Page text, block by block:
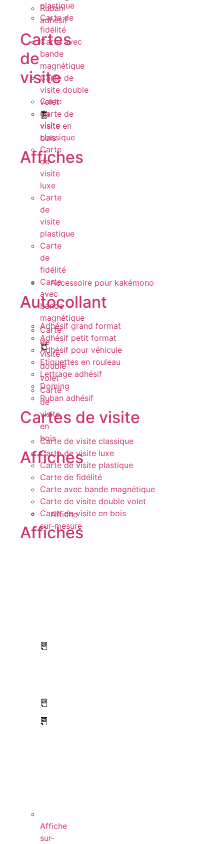
plastique
Carte de
fidélité
Carte avec
bande
magnétique
Carte de
visite double
volet
Carte de
visite en
bois
Affiches
Affiche
sur-mesure
Ruban
adhésif
Cartes
de
visite
Carte
de
visite
classique
Carte
de
visite
luxe
Carte
de
visite
plastique
Carte
de
fidélité
Carte
avec
bande
magnétique
Carte
de
visite
double
volet
Carte
de
visite
en
bois
Affiches
Affiche
sur-
Accessoire pour kakémono
Autocollant
Adhésif grand format
Adhésif petit format
Adhésif pour véhicule
Etiquettes en rouleau
Lettrage adhésif
Doming
Ruban adhésif
Cartes de visite
Carte de visite classique
Carte de visite luxe
Carte de visite plastique
Carte de fidélité
Carte avec bande magnétique
Carte de visite double volet
Carte de visite en bois
Affiches